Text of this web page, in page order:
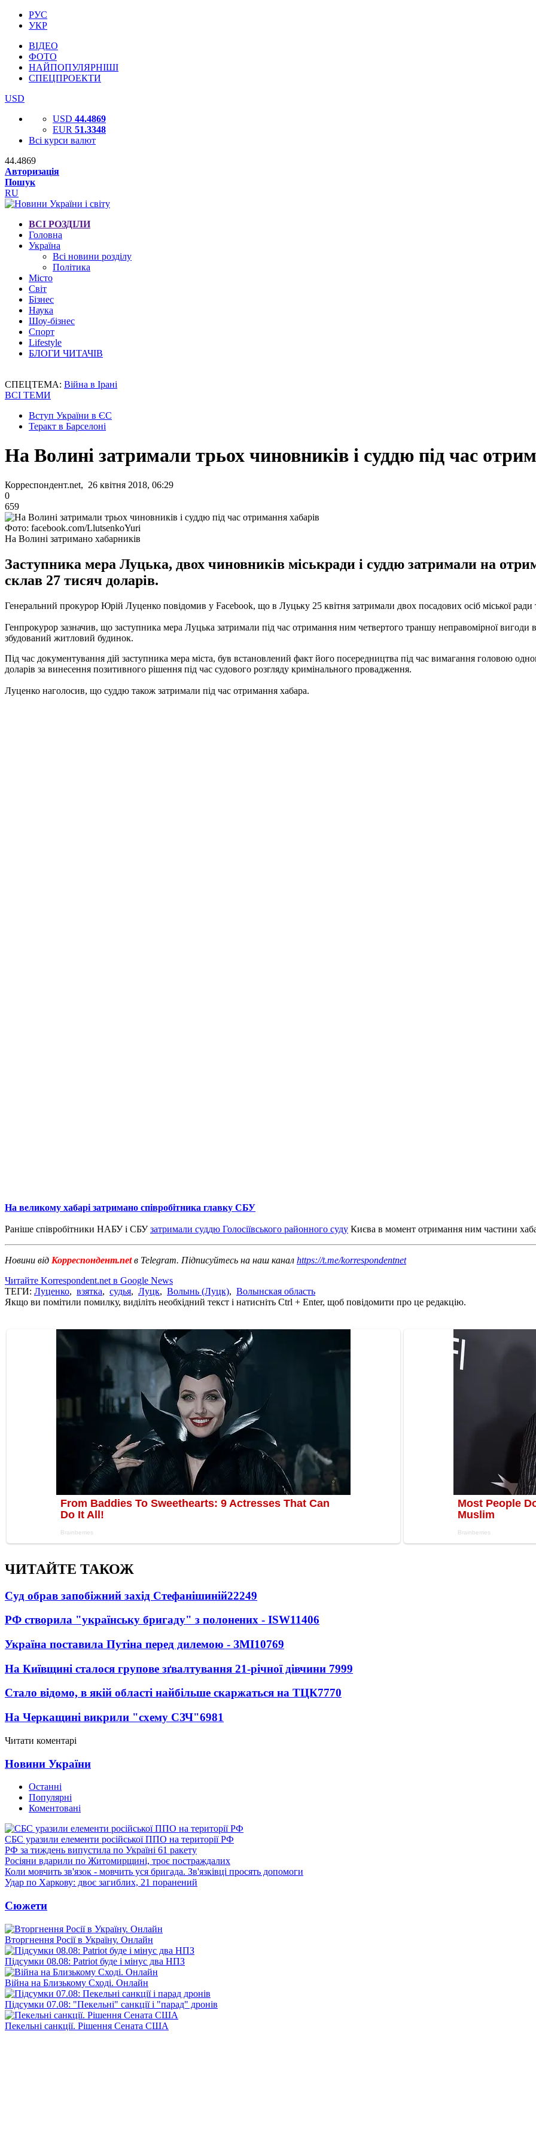
РУС
УКР
ВІДЕО
ФОТО
НАЙПОПУЛЯРНІШІ
СПЕЦПРОЕКТИ
USD
USD 44.4869
EUR 51.3348
Всі курси валют
44.4869
Авторизація
Пошук
RU
ВСІ РОЗДІЛИ
Головна
Україна
Всі новини розділу
Політика
Місто
Світ
Бізнес
Наука
Шоу-бізнес
Спорт
Lifestyle
БЛОГИ ЧИТАЧІВ
СПЕЦТЕМА: Війна в Ірані
ВСІ ТЕМИ
Вступ України в ЄС
Теракт в Барселоні
На Волині затримали трьох чиновників і суддю під час
Корреспондент.net, 26 квітня 2018, 06:29
0
659
Фото: facebook.com/LlutsenkoYuri
На Волині затримано хабарників
Заступника мера Луцька, двох чиновників міськради і суддю затримали на
склав 27 тисяч доларів.
Генеральний прокурор Юрій Луценко повідомив у Facebook, що в Луцьку 25 квітня затримали двох посадових осіб міської ради
Генпрокурор зазначив, що заступника мера Луцька затримали під час отримання ним четвертого траншу неправомірної вигоди
збудований житловий будинок.
Під час документування дій заступника мера міста, був встановлений факт його посередництва під час вимагання головою
доларів за винесення позитивного рішення під час судового розгляду кримінального провадження.
Луценко наголосив, що суддю також затримали під час отримання хабара.
На великому хабарі затримано співробітника главку СБУ
Раніше співробітники НАБУ і СБУзатримали суддю Голосіївського районного суду Києва в момент отримання ним частини
Новини від Корреспондент.netв Telegram. Підписуйтесь на наш канал https://t.me/korrespondentnet
Читайте Korrespondent.net в Google News
ТЕГИ: Луценко, взятка, судья, Луцк, Волынь (Луцк), Волынская область
Якщо ви помітили помилку, виділіть необхідний текст і натисніть Ctrl + Enter, щоб повідомити про це редакцію.
ЧИТАЙТЕ ТАКОЖ
Суд обрав запобіжний захід Стефанішиній22249
РФ створила "українську бригаду" з полонених - ISW11406
Україна поставила Путіна перед дилемою - ЗМІ10769
На Київщині сталося групове зґвалтування 21-річної дівчини 7999
Стало відомо, в якій області найбільше скаржаться на ТЦК7770
На Черкащині викрили "схему СЗЧ"6981
Читати коментарі
Новини України
Останні
Популярні
Коментовані
СБС уразили елементи російської ППО на території РФ
РФ за тиждень випустила по Україні 61 ракету
Росіяни вдарили по Житомирщині, троє постраждалих
Коли мовчить зв'язок - мовчить уся бригада. Зв'язківці просять допомоги
Удар по Харкову: двоє загиблих, 21 поранений
Сюжети
Вторгнення Росії в Україну. Онлайн
Підсумки 08.08: Patriot буде і мінус два НПЗ
Війна на Близькому Сході. Онлайн
Підсумки 07.08: "Пекельні" санкції і "парад" дронів
Пекельні санкції. Рішення Сената США